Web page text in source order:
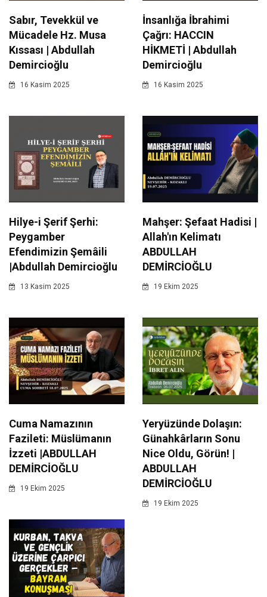
Sabır, Tevekkül ve
Mücadele Hz. Musa
Kıssası | Abdullah
Demircioğlu
16 Kasim 2025
İnsanlığa İbrahimi
Çağrı: HACCIN
HİKMETİ | Abdullah
Demircioğlu
16 Kasim 2025
Hilye-i Şerif Şerhi:
Peygamber
Efendimizin Şemâili
|Abdullah Demircioğlu
13 Kasim 2025
Mahşer: Şefaat Hadisi |
Allah'ın Kelimatı
ABDULLAH
DEMİRCİOĞLU
19 Ekim 2025
Cuma Namazının
Fazileti: Müslümanın
İzzeti |ABDULLAH
DEMİRCİOĞLU
19 Ekim 2025
Yeryüzünde Dolaşın:
Günahkârların Sonu
Nice Oldu, Görün! |
ABDULLAH
DEMİRCİOĞLU
19 Ekim 2025